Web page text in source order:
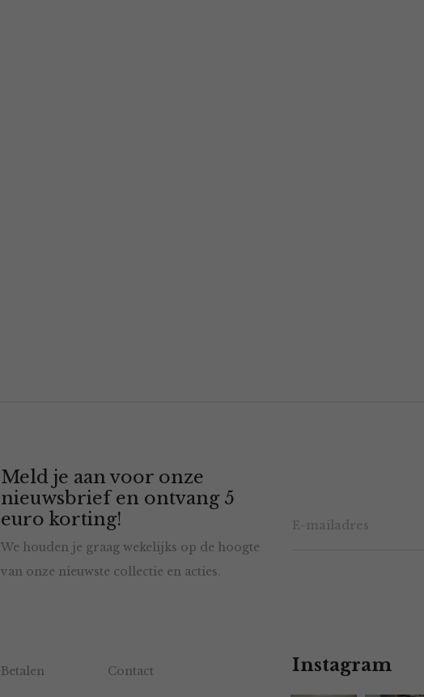
Meld je aan voor onze
nieuwsbrief en ontvang 5
euro korting!
We houden je graag wekelijks op de hoogte
van onze nieuwste collectie en acties.
Betalen Contact Instagram